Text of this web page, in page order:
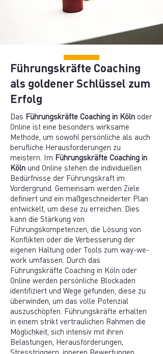
Führungskräfte Coaching
als goldener Schlüssel zum
Erfolg
Das Führungskräfte Coaching in Köln oder
Online ist eine besonders wirksame
Methode, um sowohl persönliche als auch
berufliche Herausforderungen zu
meistern. Im Führungskräfte Coaching in
Köln und Online stehen die individuellen
Bedürfnisse der Führungskraft im
Vordergrund. Gemeinsam werden Ziele
definiert und ein maßgeschneiderter Plan
entwickelt, um diese zu erreichen. Dies
kann die Stärkung von
Führungskompetenzen, die Lösung von
Konflikten oder die Verbesserung der
eigenen Haltung oder Tools zum way-we-
work umfassen. Durch das
Führungskräfte Coaching in Köln oder
Online werden persönliche Blockaden
identifiziert und Wege gefunden, diese zu
überwinden, um das volle Potenzial
auszuschöpfen. Führungskräfte erhalten
in einem strikt vertraulichen Rahmen die
Möglichkeit, sich intensiv mit ihren
Belastungen, Herausforderungen,
Stresstriggern, inneren Bewertungen,